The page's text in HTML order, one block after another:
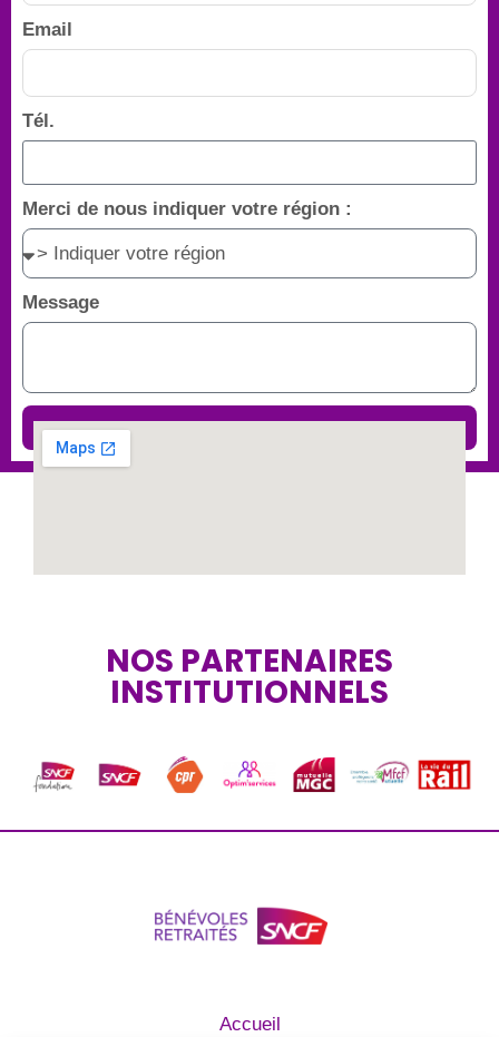
Email
Tél.
Merci de nous indiquer votre région :
Message
NOS PARTENAIRES
INSTITUTIONNELS
Accueil